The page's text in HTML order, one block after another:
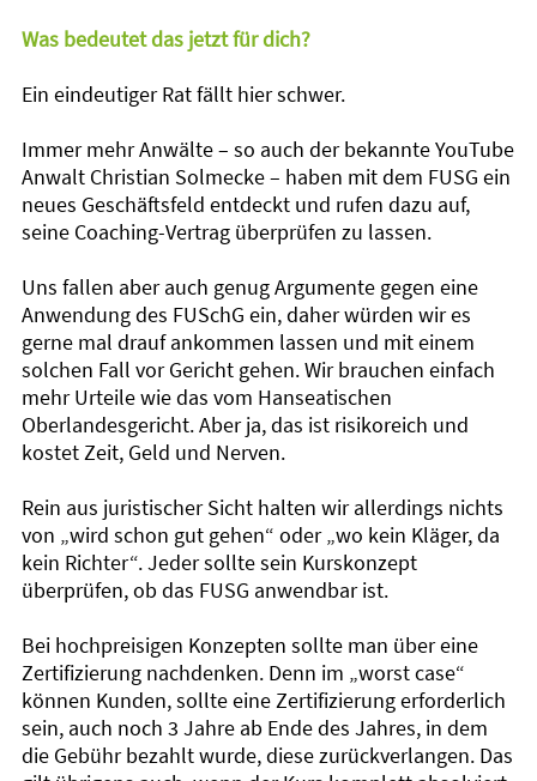
Was bedeutet das jetzt für dich?
Ein eindeutiger Rat fällt hier schwer.
Immer mehr Anwälte – so auch der bekannte YouTube
Anwalt Christian Solmecke – haben mit dem FUSG ein
neues Geschäftsfeld entdeckt und rufen dazu auf,
seine Coaching-Vertrag überprüfen zu lassen.
Uns fallen aber auch genug Argumente gegen eine
Anwendung des FUSchG ein, daher würden wir es
gerne mal drauf ankommen lassen und mit einem
solchen Fall vor Gericht gehen. Wir brauchen einfach
mehr Urteile wie das vom Hanseatischen
Oberlandesgericht. Aber ja, das ist risikoreich und
kostet Zeit, Geld und Nerven.
Rein aus juristischer Sicht halten wir allerdings nichts
von „wird schon gut gehen“ oder „wo kein Kläger, da
kein Richter“. Jeder sollte sein Kurskonzept
überprüfen, ob das FUSG anwendbar ist.
Bei hochpreisigen Konzepten sollte man über eine
Zertifizierung nachdenken. Denn im „worst case“
können Kunden, sollte eine Zertifizierung erforderlich
sein, auch noch 3 Jahre ab Ende des Jahres, in dem
die Gebühr bezahlt wurde, diese zurückverlangen. Das